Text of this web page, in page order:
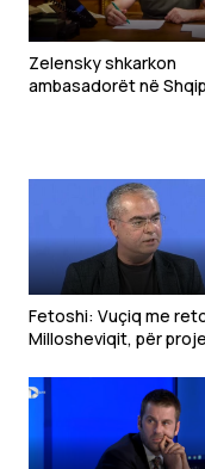
Zelensky shkarkon
ambasadorët në
Fetoshi: Vuçiq me
Millosheviqit, për